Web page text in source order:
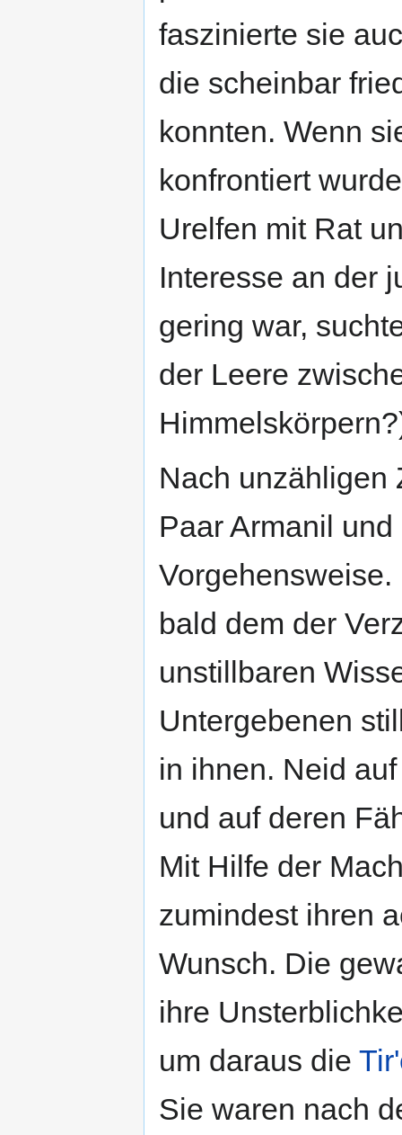
faszinierte sie
die scheinbar
konnten. Wenn
konfrontiert
Urelfen mit Rat
Interesse an der
gering war,
der Leere
Nach unzähligen
Paar Armanil
bald dem der
unstillbaren
Untergebenen
in ihnen. Neid
und auf deren
Mit Hilfe der
zumindest ihren
Wunsch. Die
ihre
um daraus die
Sie waren nach